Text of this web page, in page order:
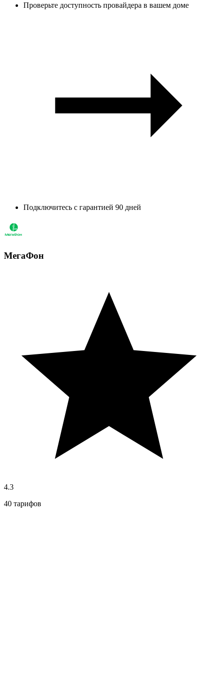
Проверьте доступность провайдера в вашем доме
Подключитесь с гарантией 90 дней
МегаФон
4.3
40 тарифов